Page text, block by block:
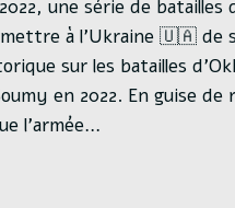
une série de batailles
à l'Ukraine 🇺🇦 de
sur les batailles
en 2022. En guise
l'armée…